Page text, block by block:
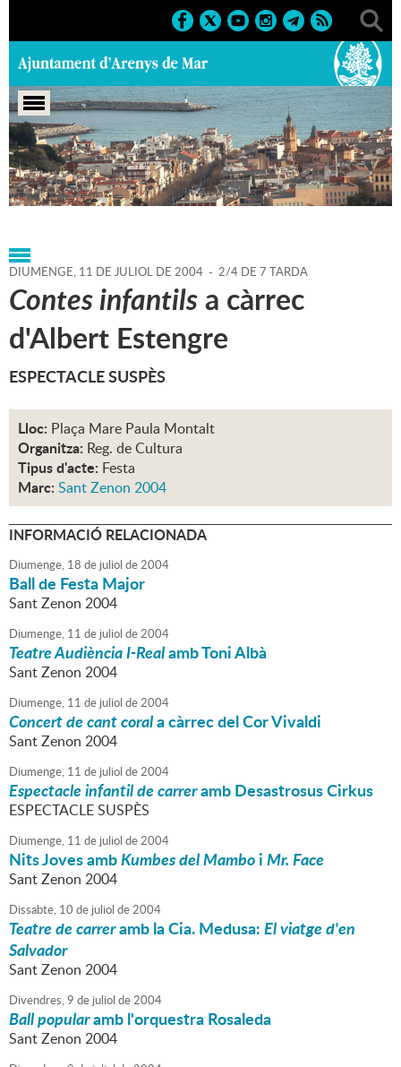
Portada > Agenda > 11-07-
2004 > Marcs > Festes > 2004 > Sant Zenon 2004
DIUMENGE, 11 DE JULIOL DE 2004 - 2/4 DE 7 TARDA
Contes infantilsa càrrec
d'Albert Estengre
ESPECTACLE SUSPÈS
Lloc: Plaça Mare Paula Montalt
Organitza: Reg. de Cultura
Tipus d'acte: Festa
Marc: Sant Zenon 2004
INFORMACIÓ RELACIONADA
Diumenge, 18 de juliol de2004
Ball de Festa Major
Sant Zenon 2004
Diumenge, 11 de juliol de2004
Teatre Audiència I-Realamb Toni Albà
Sant Zenon 2004
Diumenge, 11 de juliol de2004
Concert de cant corala càrrec del Cor Vivaldi
Sant Zenon 2004
Diumenge, 11 de juliol de2004
Espectacle infantil de carreramb Desastrosus Cirkus
ESPECTACLE SUSPÈS
Diumenge, 11 de juliol de2004
Nits Joves ambKumbes del MamboiMr. Face
Sant Zenon 2004
Dissabte, 10 de juliol de2004
Teatre de carreramb la Cia. Medusa:El viatge d'en
Salvador
Sant Zenon 2004
Divendres,9 de juliol de2004
Ball popularamb l'orquestra Rosaleda
Sant Zenon 2004